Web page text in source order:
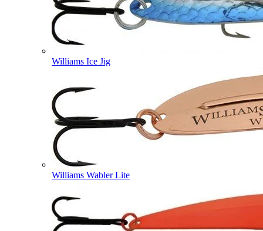
Williams Ice Jig
Williams Wabler Lite